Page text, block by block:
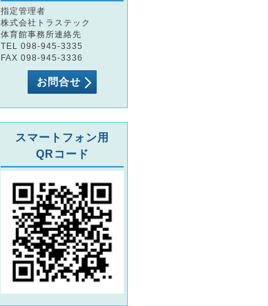
指定管理者
株式会社トラステック
体育館事務所連絡先
TEL 098-945-3335
FAX 098-945-3336
お問合せ
スマートフォン用
QRコード